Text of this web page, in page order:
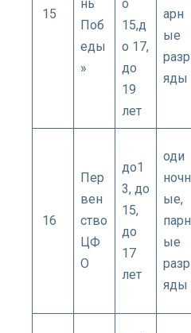
15
нь
Поб
еды
»
о
15,д
о 17,
до
19
лет
арн
ые
разр
яды
16
Пер
вен
ство
ЦФ
О
до1
3, до
15,
до
17
лет
оди
ночн
ые,
парн
ые
разр
яды